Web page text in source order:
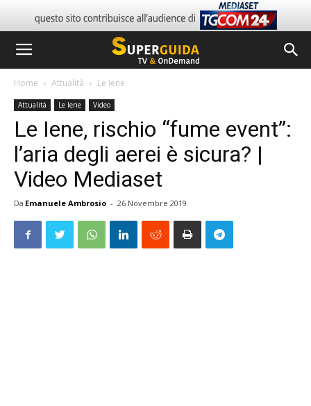
Home Attualità Le Iene
Attualità Le Iene Video
Le Iene, rischio “fume event”:
l’aria degli aerei è sicura? |
Video Mediaset
Da Emanuele Ambrosio - 26 Novembre 2019